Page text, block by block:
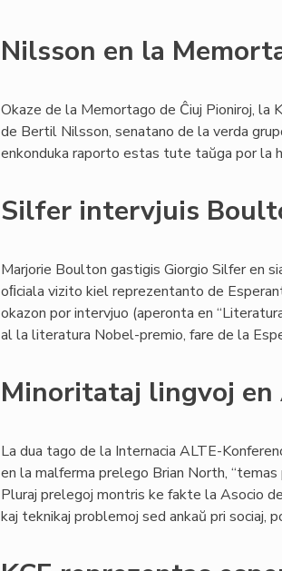
Nilsson en la
Okaze de la Memortago de Ĉiuj Pioniroj, la
de Bertil Nilsson, senatano de la verda
enkonduka raporto estas tute taŭga por la
Silfer intervjuis
Marjorie Boulton gastigis Giorgio Silfer en
oﬁciala vizito kiel reprezentanto de
okazon por intervjuo (aperonta en
al la literatura Nobel-premio, fare de la
Minoritataj lingvoj en
La dua tago de la Internacia ALTE-
en la malferma prelego Brian North,
Pluraj prelegoj montris ke fakte la Asocio
kaj teknikaj problemoj sed ankaŭ pri sociaj,